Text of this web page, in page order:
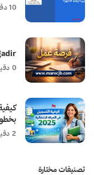
10 دقيقة قراءة
0 دقيقة قراءة
2 دقيقة قراءة
تصنيفات مختارة